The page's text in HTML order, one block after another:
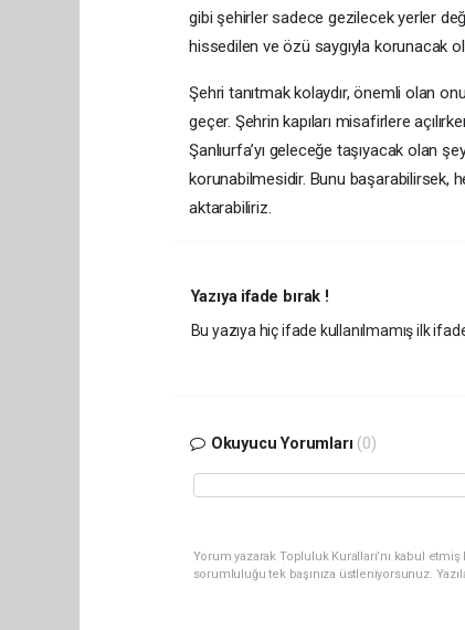
gibi şehirler sadece gezilecek yerler
hissedilen ve özü saygıyla korunacak
Şehri tanıtmak kolaydır, önemli olan
geçer. Şehrin kapıları misafirlere
Şanlıurfa’yı geleceğe taşıyacak olan
korunabilmesidir. Bunu başarabilirsek,
aktarabiliriz.
Yazıya ifade bırak !
Bu yazıya hiç ifade kullanılmamış ilk
Okuyucu Yorumları (0)
Yorum yazarak Topluluk Kuralları’nı kabul
sorumluluğu tek başınıza üstleniyorsunuz.